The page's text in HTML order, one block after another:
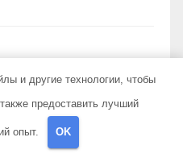
и другие технологии, чтобы
предоставить лучший
опыт. OK